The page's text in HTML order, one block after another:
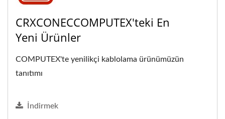
CRXCONECCOMPUTEX'teki En
Yeni Ürünler
COMPUTEX'te yenilikçi kablolama ürünümüzün
tanıtımı
İndirmek